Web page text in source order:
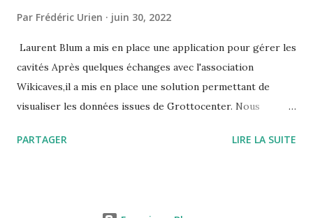
Par Frédéric Urien juin 30, 2022
Laurent Blum a mis en place une application pour gérer les
cavités Après quelques échanges avec l'association
Wikicaves,il a mis en place une solution permettant de
visualiser les données issues de Grottocenter. Nous
pour cela il a créé un utilisateur générique que vous
PARTAGER LIRE LA SUITE